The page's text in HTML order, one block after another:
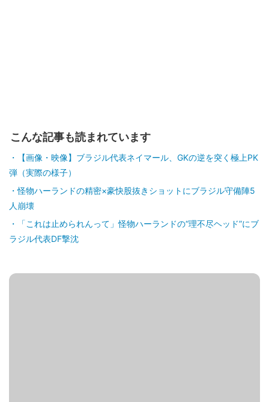
こんな記事も読まれています
【画像・映像】ブラジル代表ネイマール、GKの逆を突く極上PK
弾（実際の様子）
怪物ハーランドの精密×豪快股抜きショットにブラジル守備陣5
人崩壊
「これは止められんって」怪物ハーランドの“理不尽ヘッド”にブ
ラジル代表DF撃沈